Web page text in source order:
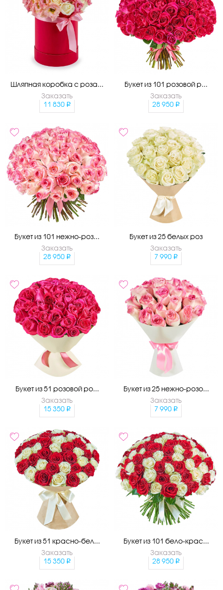
Шляпная коробка с роза...
Заказать
11 830
Букет из 101 розовой р...
Заказать
28 950
Букет из 101 нежно-роз...
Заказать
28 950
Букет из 25 белых роз
Заказать
7 990
Букет из 51 розовой ро...
Заказать
15 350
Букет из 25 нежно-розо...
Заказать
7 990
Букет из 51 красно-бел...
Заказать
15 350
Букет из 101 бело-крас...
Заказать
28 950